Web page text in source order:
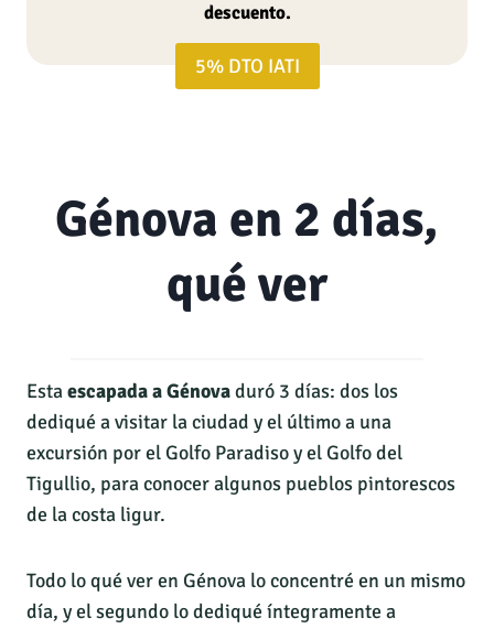
descuento.
5% DTO IATI
Génova en 2 días,
qué ver
Estaescapada a Génovaduró 3 días: dos los
dediqué a visitar la ciudad y el último a una
excursión por el Golfo Paradiso y el Golfo del
Tigullio, para conocer algunos pueblos pintorescos
de la costa ligur.
Todo lo qué ver en Génova lo concentré en un mismo
día, y el segundo lo dediqué íntegramente a